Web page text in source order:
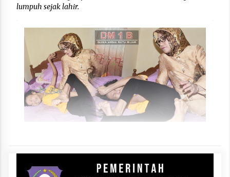
lumpuh sejak lahir.